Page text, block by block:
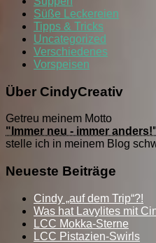
Süße Leckereien
Tipps & Tricks
Uncategorized
Verschiedenes
Vorspeisen
Über CindyCreativ
Getreu meinem Motto
"Immer neu - immer
stelle ich in meinem Blog
Neueste Beiträge
Cindy „auf dem Trip“?!
Was hat Lavylites mit
LCC Mokka-Sterne
LCC Pistazien-Swirls